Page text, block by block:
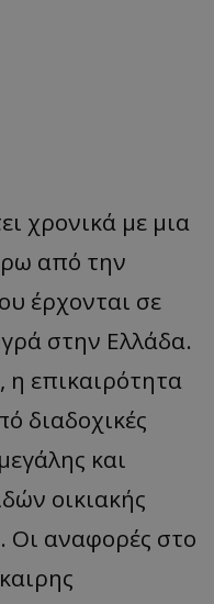
χρονικά με μια
από την
έρχονται σε
στην Ελλάδα.
η επικαιρότητα
διαδοχικές
και
οικιακής
Οι αναφορές στο